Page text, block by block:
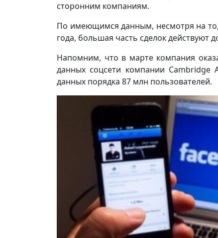
сторонним компаниям.
По имеющимся данным, несмотря на то,
года, большая часть сделок действуют
Напомним, что в марте компания
данных соцсети компании
данных порядка 87 млн пользователей.